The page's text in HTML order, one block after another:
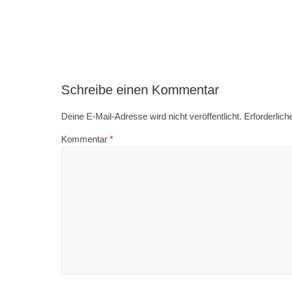
Schreibe einen Kommentar
Deine E-Mail-Adresse wird nicht veröffentlicht.
Kommentar *